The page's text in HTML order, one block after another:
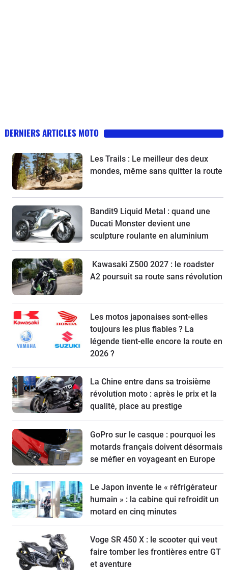
DERNIERS ARTICLES MOTO
Les Trails : Le meilleur des deux
mondes, même sans quitter la route
Bandit9 Liquid Metal : quand une
Ducati Monster devient une
sculpture roulante en aluminium
Kawasaki Z500 2027 : le roadster
A2 poursuit sa route sans révolution
Les motos japonaises sont-elles
toujours les plus fiables ? La
légende tient-elle encore la route en
2026 ?
La Chine entre dans sa troisième
révolution moto : après le prix et la
qualité, place au prestige
GoPro sur le casque : pourquoi les
motards français doivent désormais
se méfier en voyageant en Europe
Le Japon invente le « réfrigérateur
humain » : la cabine qui refroidit un
motard en cinq minutes
Voge SR 450 X : le scooter qui veut
faire tomber les frontières entre GT
et aventure